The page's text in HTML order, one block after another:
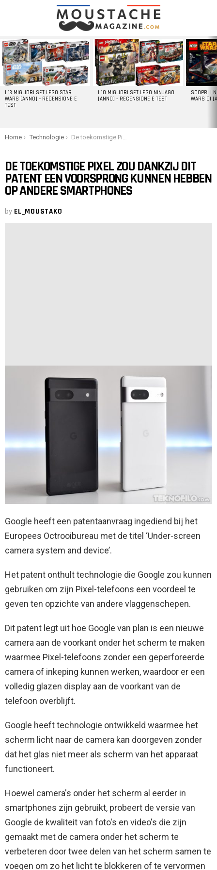
LATEST
STORIES
I 13 MIGLIORI SET LEGO STAR
WARS [ANNO] – RECENSIONE E
TEST
I 10 MIGLIORI SET LEGO NINJAGO
[ANNO] – RECENSIONE E TEST
SCOPRI I
WARS DI
You are here:
Home Technologie De toekomstige Pixel zou dankzij dit patent een voorsprong kunnen hebben op andere smartphones
DE TOEKOMSTIGE PIXEL ZOU DANKZIJ DIT
PATENT EEN VOORSPRONG KUNNEN HEBBEN
OP ANDERE SMARTPHONES
by EL_MOUSTAKO
Google heeft een patentaanvraag ingediend bij het
Europees Octrooibureau met de titel ‘Under-screen
camera system and device’.
Het patent onthult technologie die Google zou kunnen
gebruiken om zijn Pixel-telefoons een voordeel te
geven ten opzichte van andere vlaggenschepen.
Dit patent legt uit hoe Google van plan is een nieuwe
camera aan de voorkant onder het scherm te maken
waarmee Pixel-telefoons zonder een geperforeerde
camera of inkeping kunnen werken, waardoor er een
volledig glazen display aan de voorkant van de
telefoon overblijft.
Google heeft technologie ontwikkeld waarmee het
scherm licht naar de camera kan doorgeven zonder
dat het glas niet meer als scherm van het apparaat
functioneert.
Hoewel camera's onder het scherm al eerder in
smartphones zijn gebruikt, probeert de versie van
Google de kwaliteit van foto's en video's die zijn
gemaakt met de camera onder het scherm te
verbeteren door twee delen van het scherm samen te
voegen om zo het licht te blokkeren of te vervormen